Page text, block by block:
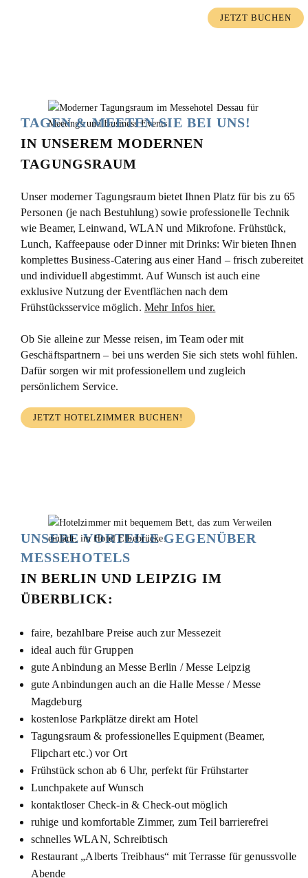
JETZT BUCHEN
TAGEN & MEETEN SIE BEI UNS!
IN UNSEREM MODERNEN
TAGUNGSRAUM
Unser moderner Tagungsraum bietet Ihnen Platz für bis zu 65
Personen (je nach Bestuhlung) sowie professionelle Technik
wie Beamer, Leinwand, WLAN und Mikrofone. Frühstück,
Lunch, Kaffeepause oder Dinner mit Drinks: Wir bieten Ihnen
komplettes Business-Catering aus einer Hand – frisch zubereitet
und individuell abgestimmt. Auf Wunsch ist auch eine
exklusive Nutzung der Eventflächen nach dem
Frühstücksservice möglich. Mehr Infos hier.
Ob Sie alleine zur Messe reisen, im Team oder mit
Geschäftspartnern – bei uns werden Sie sich stets wohl fühlen.
Dafür sorgen wir mit professionellem und zugleich
persönlichem Service.
JETZT HOTELZIMMER BUCHEN!
UNSERE VORTEILE GEGENÜBER
MESSEHOTELS
IN BERLIN UND LEIPZIG IM
ÜBERBLICK:
faire, bezahlbare Preise auch zur Messezeit
ideal auch für Gruppen
gute Anbindung an Messe Berlin / Messe Leipzig
gute Anbindungen auch an die Halle Messe / Messe
Magdeburg
kostenlose Parkplätze direkt am Hotel
Tagungsraum & professionelles Equipment (Beamer,
Flipchart etc.) vor Ort
Frühstück schon ab 6 Uhr, perfekt für Frühstarter
Lunchpakete auf Wunsch
kontaktloser Check-in & Check-out möglich
ruhige und komfortable Zimmer, zum Teil barrierefrei
schnelles WLAN, Schreibtisch
Restaurant „Alberts Treibhaus“ mit Terrasse für genussvolle
Abende